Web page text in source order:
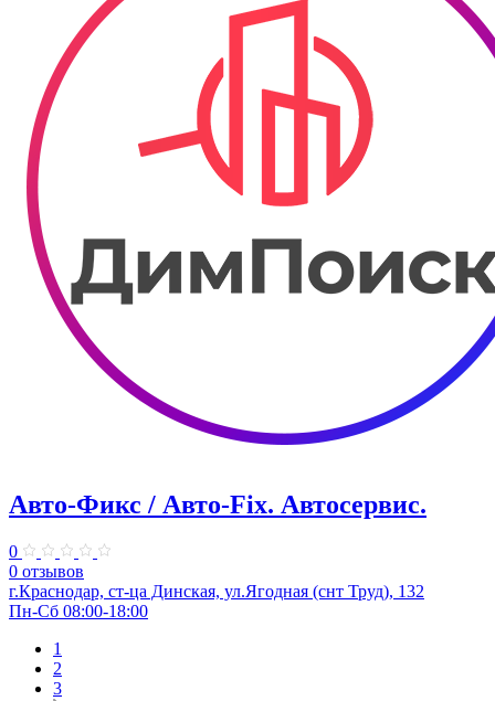
Авто-Фикс / Авто-Fix. Автосервис.
0
0 отзывов
г.Краснодар, ст-ца Динская, ул.Ягодная (снт Труд), 132
Пн-Сб 08:00-18:00
1
2
3